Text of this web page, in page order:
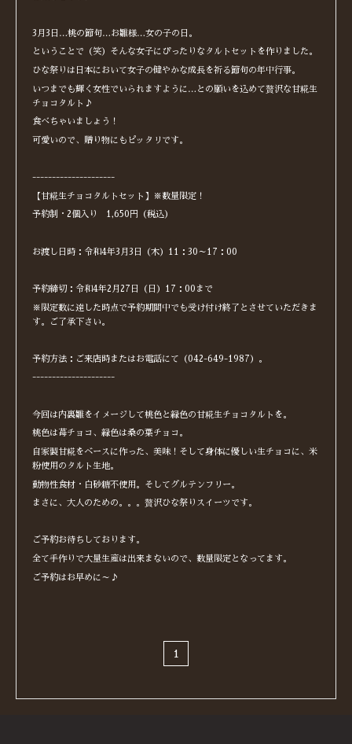
3月3日…桃の節句…お雛様…女の子の日。
ということで（笑）そんな女子にぴったりなタルトセットを作りました。
ひな祭りは日本において女子の健やかな成長を祈る節句の年中行事。
いつまでも輝く女性でいられますように…との願いを込めて贅沢な甘糀生
チョコタルト♪
食べちゃいましょう！
可愛いので、贈り物にもピッタリです。
---------------------
【甘糀生チョコタルトセット】※数量限定！
予約制・2個入り 1,650円（税込）
お渡し日時：令和4年3月3日（木）11：30～17：00
予約締切：令和4年2月27日（日）17：00まで
※限定数に達した時点で予約期間中でも受け付け終了とさせていただきま
す。ご了承下さい。
予約方法：ご来店時またはお電話にて（042-649-1987）。
---------------------
今回は内裏雛をイメージして桃色と緑色の甘糀生チョコタルトを。
桃色は苺チョコ、緑色は桑の葉チョコ。
自家製甘糀をベースに作った、美味！そして身体に優しい生チョコに、米
粉使用のタルト生地。
動物性食材・白砂糖不使用。そしてグルテンフリー。
まさに、大人のための。。。贅沢ひな祭りスイーツです。
ご予約お待ちしております。
全て手作りで大量生産は出来まないので、数量限定となってます。
ご予約はお早めに～♪
1